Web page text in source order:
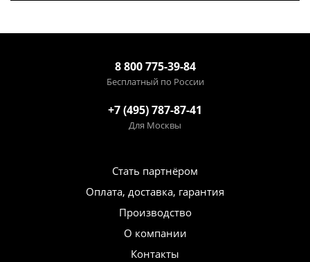
8 800 775-39-84
Бесплатный по России
+7 (495) 787-87-41
Для Москвы
Стать партнёром
Оплата, доставка, гарантия
Производство
О компании
Контакты